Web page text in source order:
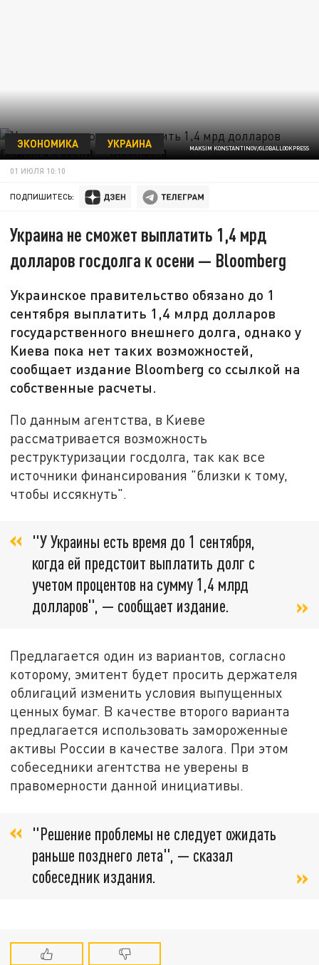
MAKSIM KONSTANTINOV/GLOBALLOOKPRESS
ЭКОНОМИКА УКРАИНА
01 ИЮЛЯ 10:10
ПОДПИШИТЕСЬ:
Украина не сможет выплатить 1,4 мрд
долларов госдолга к осени — Bloomberg
Украинское правительство обязано до 1
сентября выплатить 1,4 млрд долларов
государственного внешнего долга, однако у
Киева пока нет таких возможностей,
сообщает издание Bloomberg со ссылкой на
собственные расчеты.
По данным агентства, в Киеве
рассматривается возможность
реструктуризации госдолга, так как все
источники финансирования "близки к тому,
чтобы иссякнуть".
"У Украины есть время до 1 сентября,
когда ей предстоит выплатить долг с
учетом процентов на сумму 1,4 млрд
долларов", — сообщает издание.
Предлагается один из вариантов, согласно
которому, эмитент будет просить держателя
облигаций изменить условия выпущенных
ценных бумаг. В качестве второго варианта
предлагается использовать замороженные
активы России в качестве залога. При этом
собеседники агентства не уверены в
правомерности данной инициативы.
"Решение проблемы не следует ожидать
раньше позднего лета", — сказал
собеседник издания.